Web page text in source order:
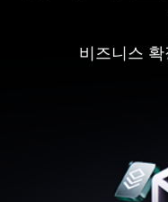
비즈니스